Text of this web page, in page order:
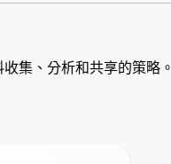
集、分析和共享的策略。